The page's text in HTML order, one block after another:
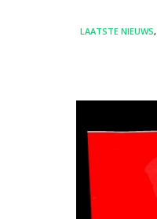
LAATSTE NIEUWS,